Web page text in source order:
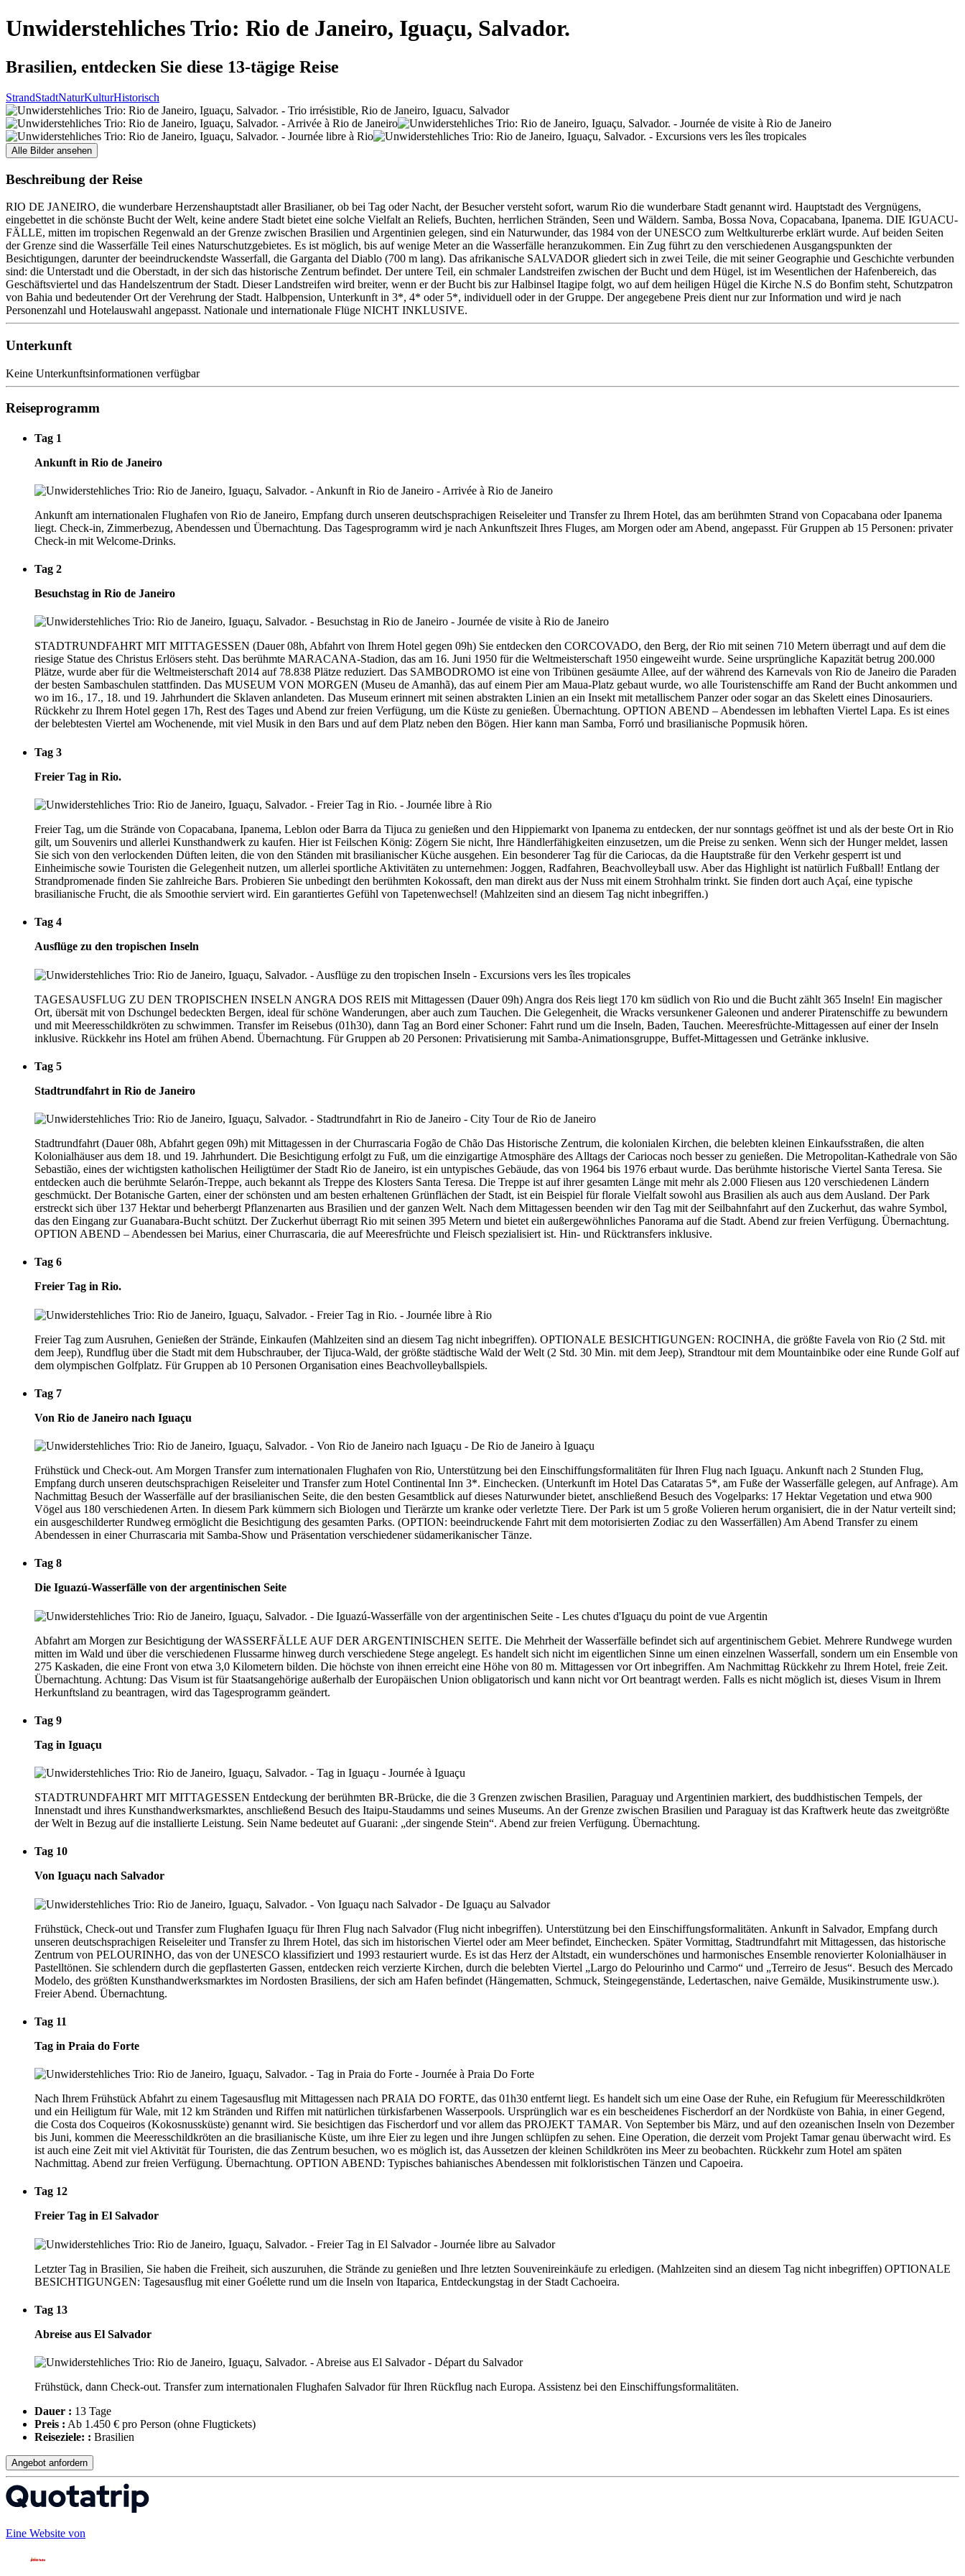
Unwiderstehliches Trio: Rio de Janeiro, Iguaçu, Salvador.
Brasilien, entdecken Sie diese 13-tägige Reise
StrandStadtNaturKulturHistorisch
Alle Bilder ansehen
Beschreibung der Reise
RIO DE JANEIRO, die wunderbare Herzenshauptstadt aller Brasilianer, ob bei Tag oder Nacht, der Besucher versteht sofort, warum Rio die wunderbare Stadt genannt wird. Hauptstadt des Vergnügens,
eingebettet in die schönste Bucht der Welt, keine andere Stadt bietet eine solche Vielfalt an Reliefs, Buchten, herrlichen Stränden, Seen und Wäldern. Samba, Bossa Nova, Copacabana, Ipanema. DIE IGUACU-
FÄLLE, mitten im tropischen Regenwald an der Grenze zwischen Brasilien und Argentinien gelegen, sind ein Naturwunder, das 1984 von der UNESCO zum Weltkulturerbe erklärt wurde. Auf beiden Seiten
der Grenze sind die Wasserfälle Teil eines Naturschutzgebietes. Es ist möglich, bis auf wenige Meter an die Wasserfälle heranzukommen. Ein Zug führt zu den verschiedenen Ausgangspunkten der
Besichtigungen, darunter der beeindruckendste Wasserfall, die Garganta del Diablo (700 m lang). Das afrikanische SALVADOR gliedert sich in zwei Teile, die mit seiner Geographie und Geschichte verbunden
sind: die Unterstadt und die Oberstadt, in der sich das historische Zentrum befindet. Der untere Teil, ein schmaler Landstreifen zwischen der Bucht und dem Hügel, ist im Wesentlichen der Hafenbereich, das
Geschäftsviertel und das Handelszentrum der Stadt. Dieser Landstreifen wird breiter, wenn er der Bucht bis zur Halbinsel Itagipe folgt, wo auf dem heiligen Hügel die Kirche N.S do Bonfim steht, Schutzpatron
von Bahia und bedeutender Ort der Verehrung der Stadt. Halbpension, Unterkunft in 3*, 4* oder 5*, individuell oder in der Gruppe. Der angegebene Preis dient nur zur Information und wird je nach
Personenzahl und Hotelauswahl angepasst. Nationale und internationale Flüge NICHT INKLUSIVE.
Unterkunft
Keine Unterkunftsinformationen verfügbar
Reiseprogramm
Tag 1
Ankunft in Rio de Janeiro
Ankunft am internationalen Flughafen von Rio de Janeiro, Empfang durch unseren deutschsprachigen Reiseleiter und Transfer zu Ihrem Hotel, das am berühmten Strand von Copacabana oder Ipanema
liegt. Check-in, Zimmerbezug, Abendessen und Übernachtung. Das Tagesprogramm wird je nach Ankunftszeit Ihres Fluges, am Morgen oder am Abend, angepasst. Für Gruppen ab 15 Personen: privater
Check-in mit Welcome-Drinks.
Tag 2
Besuchstag in Rio de Janeiro
STADTRUNDFAHRT MIT MITTAGESSEN (Dauer 08h, Abfahrt von Ihrem Hotel gegen 09h) Sie entdecken den CORCOVADO, den Berg, der Rio mit seinen 710 Metern überragt und auf dem die
riesige Statue des Christus Erlösers steht. Das berühmte MARACANA-Stadion, das am 16. Juni 1950 für die Weltmeisterschaft 1950 eingeweiht wurde. Seine ursprüngliche Kapazität betrug 200.000
Plätze, wurde aber für die Weltmeisterschaft 2014 auf 78.838 Plätze reduziert. Das SAMBODROMO ist eine von Tribünen gesäumte Allee, auf der während des Karnevals von Rio de Janeiro die Paraden
der besten Sambaschulen stattfinden. Das MUSEUM VON MORGEN (Museu de Amanhã), das auf einem Pier am Maua-Platz gebaut wurde, wo alle Touristenschiffe am Rand der Bucht ankommen und
wo im 16., 17., 18. und 19. Jahrhundert die Sklaven anlandeten. Das Museum erinnert mit seinen abstrakten Linien an ein Insekt mit metallischem Panzer oder sogar an das Skelett eines Dinosauriers.
Rückkehr zu Ihrem Hotel gegen 17h, Rest des Tages und Abend zur freien Verfügung, um die Küste zu genießen. Übernachtung. OPTION ABEND – Abendessen im lebhaften Viertel Lapa. Es ist eines
der belebtesten Viertel am Wochenende, mit viel Musik in den Bars und auf dem Platz neben den Bögen. Hier kann man Samba, Forró und brasilianische Popmusik hören.
Tag 3
Freier Tag in Rio.
Freier Tag, um die Strände von Copacabana, Ipanema, Leblon oder Barra da Tijuca zu genießen und den Hippiemarkt von Ipanema zu entdecken, der nur sonntags geöffnet ist und als der beste Ort in Rio
gilt, um Souvenirs und allerlei Kunsthandwerk zu kaufen. Hier ist Feilschen König: Zögern Sie nicht, Ihre Händlerfähigkeiten einzusetzen, um die Preise zu senken. Wenn sich der Hunger meldet, lassen
Sie sich von den verlockenden Düften leiten, die von den Ständen mit brasilianischer Küche ausgehen. Ein besonderer Tag für die Cariocas, da die Hauptstraße für den Verkehr gesperrt ist und
Einheimische sowie Touristen die Gelegenheit nutzen, um allerlei sportliche Aktivitäten zu unternehmen: Joggen, Radfahren, Beachvolleyball usw. Aber das Highlight ist natürlich Fußball! Entlang der
Strandpromenade finden Sie zahlreiche Bars. Probieren Sie unbedingt den berühmten Kokossaft, den man direkt aus der Nuss mit einem Strohhalm trinkt. Sie finden dort auch Açaí, eine typische
brasilianische Frucht, die als Smoothie serviert wird. Ein garantiertes Gefühl von Tapetenwechsel! (Mahlzeiten sind an diesem Tag nicht inbegriffen.)
Tag 4
Ausflüge zu den tropischen Inseln
TAGESAUSFLUG ZU DEN TROPISCHEN INSELN ANGRA DOS REIS mit Mittagessen (Dauer 09h) Angra dos Reis liegt 170 km südlich von Rio und die Bucht zählt 365 Inseln! Ein magischer
Ort, übersät mit von Dschungel bedeckten Bergen, ideal für schöne Wanderungen, aber auch zum Tauchen. Die Gelegenheit, die Wracks versunkener Galeonen und anderer Piratenschiffe zu bewundern
und mit Meeresschildkröten zu schwimmen. Transfer im Reisebus (01h30), dann Tag an Bord einer Schoner: Fahrt rund um die Inseln, Baden, Tauchen. Meeresfrüchte-Mittagessen auf einer der Inseln
inklusive. Rückkehr ins Hotel am frühen Abend. Übernachtung. Für Gruppen ab 20 Personen: Privatisierung mit Samba-Animationsgruppe, Buffet-Mittagessen und Getränke inklusive.
Tag 5
Stadtrundfahrt in Rio de Janeiro
Stadtrundfahrt (Dauer 08h, Abfahrt gegen 09h) mit Mittagessen in der Churrascaria Fogão de Chão Das Historische Zentrum, die kolonialen Kirchen, die belebten kleinen Einkaufsstraßen, die alten
Kolonialhäuser aus dem 18. und 19. Jahrhundert. Die Besichtigung erfolgt zu Fuß, um die einzigartige Atmosphäre des Alltags der Cariocas noch besser zu genießen. Die Metropolitan-Kathedrale von São
Sebastião, eines der wichtigsten katholischen Heiligtümer der Stadt Rio de Janeiro, ist ein untypisches Gebäude, das von 1964 bis 1976 erbaut wurde. Das berühmte historische Viertel Santa Teresa. Sie
entdecken auch die berühmte Selarón-Treppe, auch bekannt als Treppe des Klosters Santa Teresa. Die Treppe ist auf ihrer gesamten Länge mit mehr als 2.000 Fliesen aus 120 verschiedenen Ländern
geschmückt. Der Botanische Garten, einer der schönsten und am besten erhaltenen Grünflächen der Stadt, ist ein Beispiel für florale Vielfalt sowohl aus Brasilien als auch aus dem Ausland. Der Park
erstreckt sich über 137 Hektar und beherbergt Pflanzenarten aus Brasilien und der ganzen Welt. Nach dem Mittagessen beenden wir den Tag mit der Seilbahnfahrt auf den Zuckerhut, das wahre Symbol,
das den Eingang zur Guanabara-Bucht schützt. Der Zuckerhut überragt Rio mit seinen 395 Metern und bietet ein außergewöhnliches Panorama auf die Stadt. Abend zur freien Verfügung. Übernachtung.
OPTION ABEND – Abendessen bei Marius, einer Churrascaria, die auf Meeresfrüchte und Fleisch spezialisiert ist. Hin- und Rücktransfers inklusive.
Tag 6
Freier Tag in Rio.
Freier Tag zum Ausruhen, Genießen der Strände, Einkaufen (Mahlzeiten sind an diesem Tag nicht inbegriffen). OPTIONALE BESICHTIGUNGEN: ROCINHA, die größte Favela von Rio (2 Std. mit
dem Jeep), Rundflug über die Stadt mit dem Hubschrauber, der Tijuca-Wald, der größte städtische Wald der Welt (2 Std. 30 Min. mit dem Jeep), Strandtour mit dem Mountainbike oder eine Runde Golf auf
dem olympischen Golfplatz. Für Gruppen ab 10 Personen Organisation eines Beachvolleyballspiels.
Tag 7
Von Rio de Janeiro nach Iguaçu
Frühstück und Check-out. Am Morgen Transfer zum internationalen Flughafen von Rio, Unterstützung bei den Einschiffungsformalitäten für Ihren Flug nach Iguaçu. Ankunft nach 2 Stunden Flug,
Empfang durch unseren deutschsprachigen Reiseleiter und Transfer zum Hotel Continental Inn 3*. Einchecken. (Unterkunft im Hotel Das Cataratas 5*, am Fuße der Wasserfälle gelegen, auf Anfrage). Am
Nachmittag Besuch der Wasserfälle auf der brasilianischen Seite, die den besten Gesamtblick auf dieses Naturwunder bietet, anschließend Besuch des Vogelparks: 17 Hektar Vegetation und etwa 900
Vögel aus 180 verschiedenen Arten. In diesem Park kümmern sich Biologen und Tierärzte um kranke oder verletzte Tiere. Der Park ist um 5 große Volieren herum organisiert, die in der Natur verteilt sind;
ein ausgeschilderter Rundweg ermöglicht die Besichtigung des gesamten Parks. (OPTION: beeindruckende Fahrt mit dem motorisierten Zodiac zu den Wasserfällen) Am Abend Transfer zu einem
Abendessen in einer Churrascaria mit Samba-Show und Präsentation verschiedener südamerikanischer Tänze.
Tag 8
Die Iguazú-Wasserfälle von der argentinischen Seite
Abfahrt am Morgen zur Besichtigung der WASSERFÄLLE AUF DER ARGENTINISCHEN SEITE. Die Mehrheit der Wasserfälle befindet sich auf argentinischem Gebiet. Mehrere Rundwege wurden
mitten im Wald und über die verschiedenen Flussarme hinweg durch verschiedene Stege angelegt. Es handelt sich nicht im eigentlichen Sinne um einen einzelnen Wasserfall, sondern um ein Ensemble von
275 Kaskaden, die eine Front von etwa 3,0 Kilometern bilden. Die höchste von ihnen erreicht eine Höhe von 80 m. Mittagessen vor Ort inbegriffen. Am Nachmittag Rückkehr zu Ihrem Hotel, freie Zeit.
Übernachtung. Achtung: Das Visum ist für Staatsangehörige außerhalb der Europäischen Union obligatorisch und kann nicht vor Ort beantragt werden. Falls es nicht möglich ist, dieses Visum in Ihrem
Herkunftsland zu beantragen, wird das Tagesprogramm geändert.
Tag 9
Tag in Iguaçu
STADTRUNDFAHRT MIT MITTAGESSEN Entdeckung der berühmten BR-Brücke, die die 3 Grenzen zwischen Brasilien, Paraguay und Argentinien markiert, des buddhistischen Tempels, der
Innenstadt und ihres Kunsthandwerksmarktes, anschließend Besuch des Itaipu-Staudamms und seines Museums. An der Grenze zwischen Brasilien und Paraguay ist das Kraftwerk heute das zweitgrößte
der Welt in Bezug auf die installierte Leistung. Sein Name bedeutet auf Guarani: „der singende Stein“. Abend zur freien Verfügung. Übernachtung.
Tag 10
Von Iguaçu nach Salvador
Frühstück, Check-out und Transfer zum Flughafen Iguaçu für Ihren Flug nach Salvador (Flug nicht inbegriffen). Unterstützung bei den Einschiffungsformalitäten. Ankunft in Salvador, Empfang durch
unseren deutschsprachigen Reiseleiter und Transfer zu Ihrem Hotel, das sich im historischen Viertel oder am Meer befindet, Einchecken. Später Vormittag, Stadtrundfahrt mit Mittagessen, das historische
Zentrum von PELOURINHO, das von der UNESCO klassifiziert und 1993 restauriert wurde. Es ist das Herz der Altstadt, ein wunderschönes und harmonisches Ensemble renovierter Kolonialhäuser in
Pastelltönen. Sie schlendern durch die gepflasterten Gassen, entdecken reich verzierte Kirchen, durch die belebten Viertel „Largo do Pelourinho und Carmo“ und „Terreiro de Jesus“. Besuch des Mercado
Modelo, des größten Kunsthandwerksmarktes im Nordosten Brasiliens, der sich am Hafen befindet (Hängematten, Schmuck, Steingegenstände, Ledertaschen, naive Gemälde, Musikinstrumente usw.).
Freier Abend. Übernachtung.
Tag 11
Tag in Praia do Forte
Nach Ihrem Frühstück Abfahrt zu einem Tagesausflug mit Mittagessen nach PRAIA DO FORTE, das 01h30 entfernt liegt. Es handelt sich um eine Oase der Ruhe, ein Refugium für Meeresschildkröten
und ein Heiligtum für Wale, mit 12 km Stränden und Riffen mit natürlichen türkisfarbenen Wasserpools. Ursprünglich war es ein bescheidenes Fischerdorf an der Nordküste von Bahia, in einer Gegend,
die Costa dos Coqueiros (Kokosnussküste) genannt wird. Sie besichtigen das Fischerdorf und vor allem das PROJEKT TAMAR. Von September bis März, und auf den ozeanischen Inseln von Dezember
bis Juni, kommen die Meeresschildkröten an die brasilianische Küste, um ihre Eier zu legen und ihre Jungen schlüpfen zu sehen. Eine Operation, die derzeit vom Projekt Tamar genau überwacht wird. Es
ist auch eine Zeit mit viel Aktivität für Touristen, die das Zentrum besuchen, wo es möglich ist, das Aussetzen der kleinen Schildkröten ins Meer zu beobachten. Rückkehr zum Hotel am späten
Nachmittag. Abend zur freien Verfügung. Übernachtung. OPTION ABEND: Typisches bahianisches Abendessen mit folkloristischen Tänzen und Capoeira.
Tag 12
Freier Tag in El Salvador
Letzter Tag in Brasilien, Sie haben die Freiheit, sich auszuruhen, die Strände zu genießen und Ihre letzten Souvenireinkäufe zu erledigen. (Mahlzeiten sind an diesem Tag nicht inbegriffen) OPTIONALE
BESICHTIGUNGEN: Tagesausflug mit einer Goélette rund um die Inseln von Itaparica, Entdeckungstag in der Stadt Cachoeira.
Tag 13
Abreise aus El Salvador
Frühstück, dann Check-out. Transfer zum internationalen Flughafen Salvador für Ihren Rückflug nach Europa. Assistenz bei den Einschiffungsformalitäten.
Dauer : 13 Tage
Preis : Ab 1.450 € pro Person (ohne Flugtickets)
Reiseziele: : Brasilien
Angebot anfordern
Eine Website von